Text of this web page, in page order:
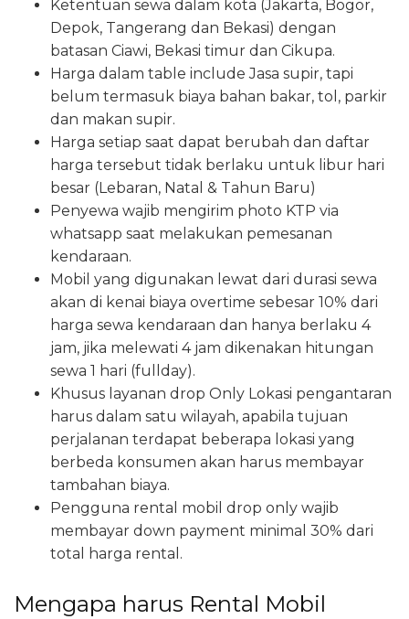
Ketentuan sewa dalam kota (Jakarta, Bogor,
Depok, Tangerang dan Bekasi) dengan
batasan Ciawi, Bekasi timur dan Cikupa.
Harga dalam table include Jasa supir, tapi
belum termasuk biaya bahan bakar, tol, parkir
dan makan supir.
Harga setiap saat dapat berubah dan daftar
harga tersebut tidak berlaku untuk libur hari
besar (Lebaran, Natal & Tahun Baru)
Penyewa wajib mengirim photo KTP via
whatsapp saat melakukan pemesanan
kendaraan.
Mobil yang digunakan lewat dari durasi sewa
akan di kenai biaya overtime sebesar 10% dari
harga sewa kendaraan dan hanya berlaku 4
jam, jika melewati 4 jam dikenakan hitungan
sewa 1 hari (fullday).
Khusus layanan drop Only Lokasi pengantaran
harus dalam satu wilayah, apabila tujuan
perjalanan terdapat beberapa lokasi yang
berbeda konsumen akan harus membayar
tambahan biaya.
Pengguna rental mobil drop only wajib
membayar down payment minimal 30% dari
total harga rental.
Mengapa harus Rental Mobil